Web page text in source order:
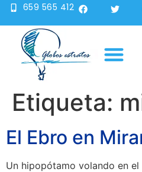
659 565 412
Etiqueta:
El Ebro en
Un hipopótamo volando en el